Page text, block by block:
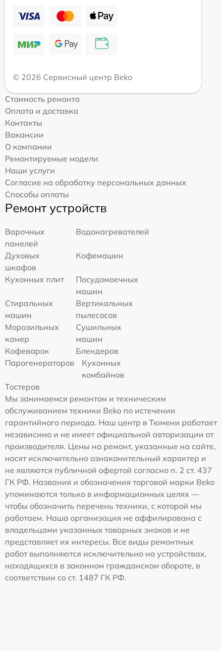
© 2026 Сервисный центр Beko
Стоимость ремонта
Оплата и доставка
Контакты
Вакансии
О компании
Ремонтируемые модели
Наши услуги
Согласие на обработку персональных данных
Способы оплаты
Ремонт устройств
Варочных
панелей
Водонагревателей
Духовых
шкафов
Кофемашин
Кухонных плит
Посудомоечных
машин
Стиральных
машин
Вертикальных
пылесосов
Морозильных
камер
Сушильных
машин
Кофеварок
Блендеров
Парогенераторов
Кухонных
комбайнов
Тостеров
Мы занимаемся ремонтом и техническим
обслуживанием техники Beko по истечении
гарантийного периода. Наш центр в Тюмени работает
независимо и не имеет официальной авторизации от
производителя. Цены на ремонт, указанные на сайте,
носят исключительно ознакомительный характер и
не являются публичной офертой согласно п. 2 ст. 437
ГК РФ. Названия и обозначения торговой марки Beko
упоминаются только в информационных целях —
чтобы обозначить перечень техники, с которой мы
работаем. Наша организация не аффилирована с
владельцами указанных товарных знаков и не
представляет их интересы. Все виды ремонтных
работ выполняются исключительно на устройствах,
находящихся в законном гражданском обороте, в
соответствии со ст. 1487 ГК РФ.